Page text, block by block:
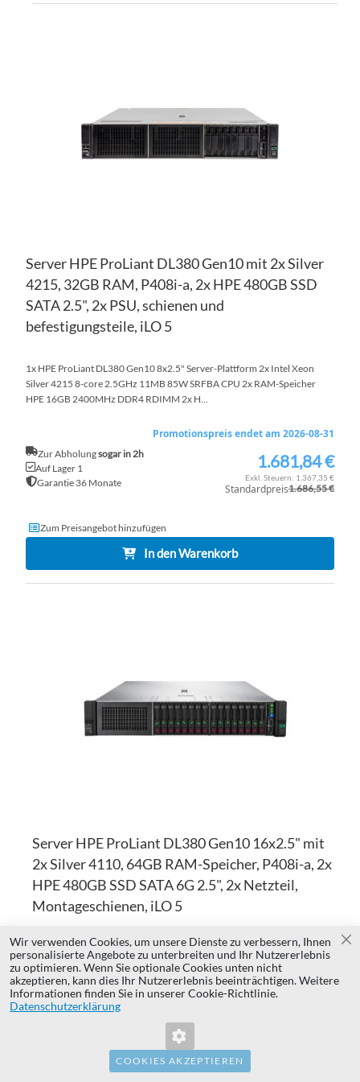
Ungültiger Formularschlüssel. Bitte
aktualisieren Sie die Seite.
Server HPE ProLiant DL380 Gen10 mit 2x Silver
4215, 32GB RAM, P408i-a, 2x HPE 480GB SSD
SATA 2.5", 2x PSU, schienen und
befestigungsteile, iLO 5
1x HPE ProLiant DL380 Gen10 8x2.5" Server-Plattform 2x Intel Xeon
Silver 4215 8-core 2.5GHz 11MB 85W SRFBA CPU 2x RAM-Speicher
HPE 16GB 2400MHz DDR4 RDIMM 2x H...
Zur Abholungsogar in 2h
Auf Lager 1
Garantie 36 Monate
Promotionspreis endet am 2026-08-31
Sonderpreis1.681,84 €
1.367,35 €
Standardpreis1.686,55 €
Zum Preisangebot hinzufügen
In den Warenkorb
Server HPE ProLiant DL380 Gen10 16x2.5" mit
2x Silver 4110, 64GB RAM-Speicher, P408i-a, 2x
HPE 480GB SSD SATA 6G 2.5", 2x Netzteil,
Montageschienen, iLO 5
1x HPE ProLiant DL380 Gen10 16x2.5" Server-Plattform 2x CPU Intel
Xeon Silver 4110 8-core 2.1GHz 11MB 85W SR3GH 4x RAM-Speicher
HPE 16GB 2400MHz DDR4 RDIMM 2x ...
Garantie 36 Monate
Standardpreis
Wir verwenden Cookies, um unsere Dienste zu verbessern, Ihnen
personalisierte Angebote zu unterbreiten und Ihr Nutzererlebnis
zu optimieren. Wenn Sie optionale Cookies unten nicht
akzeptieren, kann dies Ihr Nutzererlebnis beeinträchtigen. Weitere
Informationen finden Sie in unserer Cookie-Richtlinie.
Datenschutzerklärung
COOKIES AKZEPTIEREN